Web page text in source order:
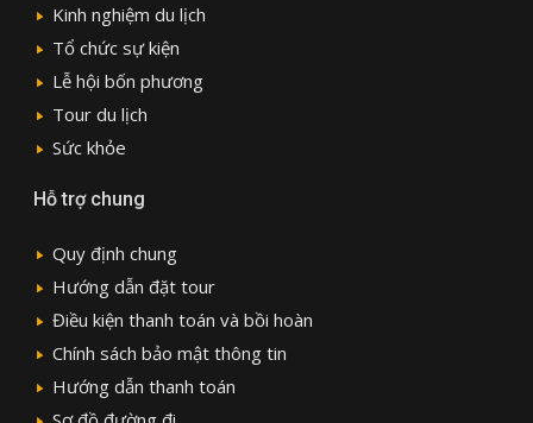
Kinh nghiệm du lịch
Tổ chức sự kiện
Lễ hội bốn phương
Tour du lịch
Sức khỏe
Hỗ trợ chung
Quy định chung
Hướng dẫn đặt tour
Điều kiện thanh toán và bồi hoàn
Chính sách bảo mật thông tin
Hướng dẫn thanh toán